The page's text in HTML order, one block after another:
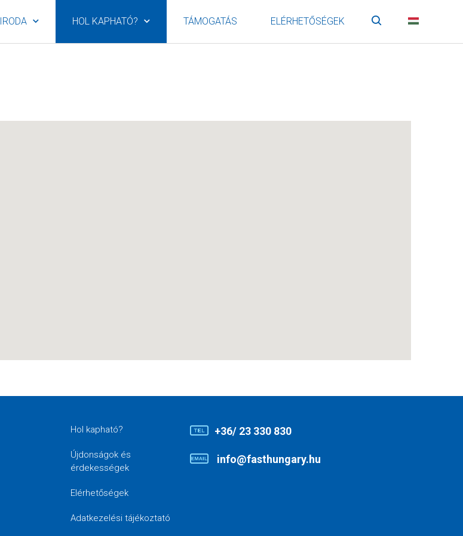
IRODA HOL KAPHATÓ? TÁMOGATÁS ELÉRHETŐSÉGEK Keresés
Hol kapható?
Újdonságok és
érdekességek
Elérhetőségek
Adatkezelési tájékoztató
+36/ 23 330 830
info@fasthungary.hu